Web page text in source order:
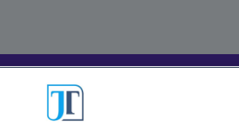
bien gérer les relations dans la